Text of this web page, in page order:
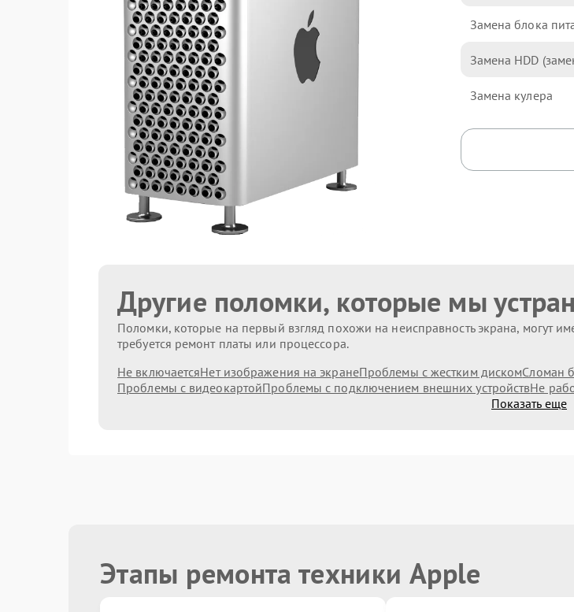
Замена блока
Замена HDD
Замена кулера
Другие поломки, которые мы
Поломки, которые на первый взгляд похожи на неисправность экрана, могут
требуется ремонт платы или процессора.
Не включаетсяНет изображения на экранеПроблемы с жестким дискомСломан
Проблемы с видеокартойПроблемы с подключением внешних устройствНе
Показать еще
Этапы ремонта техники Apple